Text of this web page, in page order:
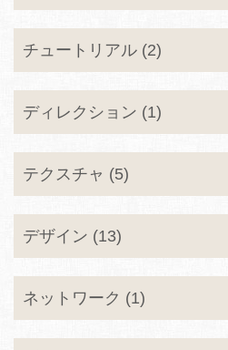
チュートリアル (2)
ディレクション (1)
テクスチャ (5)
デザイン (13)
ネットワーク (1)